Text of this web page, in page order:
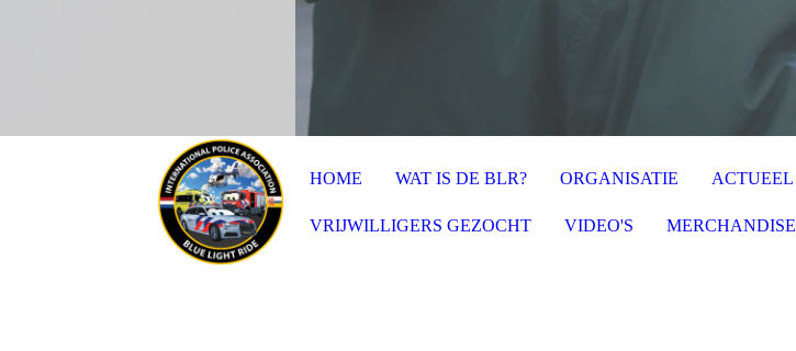
HOME WAT IS DE BLR? ORGANISATIE ACTUEEL
VRIJWILLIGERS GEZOCHT VIDEO'S MERCHANDISE